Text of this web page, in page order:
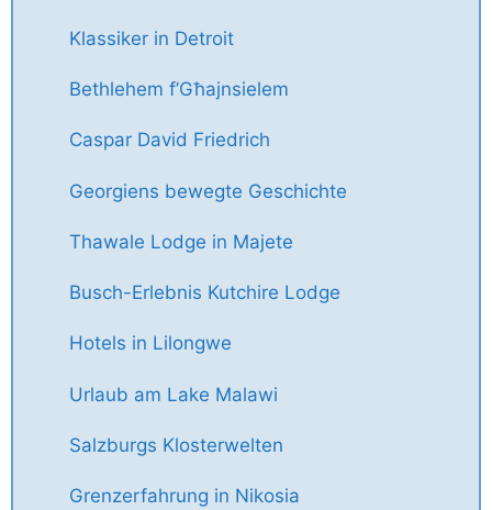
Klassiker in Detroit
Bethlehem f’Għajnsielem
Caspar David Friedrich
Georgiens bewegte Geschichte
Thawale Lodge in Majete
Busch-Erlebnis Kutchire Lodge
Hotels in Lilongwe
Urlaub am Lake Malawi
Salzburgs Klosterwelten
Grenzerfahrung in Nikosia